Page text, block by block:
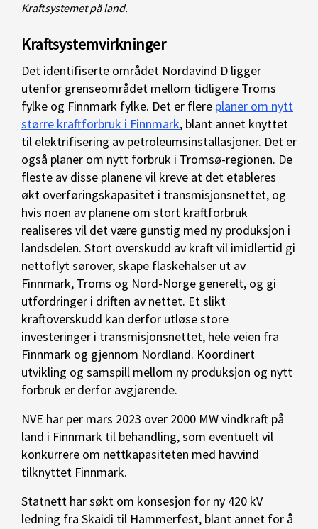
Kraftsystemet på land.
Kraftsystemvirkninger
Det identifiserte området Nordavind D ligger
utenfor grenseområdet mellom tidligere Troms
fylke og Finnmark fylke. Det er flere planer om nytt
større kraftforbruk i Finnmark, blant annet knyttet
til elektrifisering av petroleumsinstallasjoner. Det er
også planer om nytt forbruk i Tromsø-regionen. De
fleste av disse planene vil kreve at det etableres
økt overføringskapasitet i transmisjonsnettet, og
hvis noen av planene om stort kraftforbruk
realiseres vil det være gunstig med ny produksjon i
landsdelen. Stort overskudd av kraft vil imidlertid gi
nettoflyt sørover, skape flaskehalser ut av
Finnmark, Troms og Nord-Norge generelt, og gi
utfordringer i driften av nettet. Et slikt
kraftoverskudd kan derfor utløse store
investeringer i transmisjonsnettet, hele veien fra
Finnmark og gjennom Nordland. Koordinert
utvikling og samspill mellom ny produksjon og nytt
forbruk er derfor avgjørende.
NVE har per mars 2023 over 2000 MW vindkraft på
land i Finnmark til behandling, som eventuelt vil
konkurrere om nettkapasiteten med havvind
tilknyttet Finnmark.
Statnett har søkt om konsesjon for ny 420 kV
ledning fra Skaidi til Hammerfest, blant annet for å